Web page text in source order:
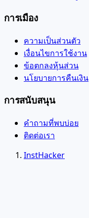
การเมือง
ความเป็นส่วนตัว
เงื่อนไขการใช้งาน
ข้อตกลงหุ้นส่วน
นโยบายการคืนเงิน
การสนับสนุน
คำถามที่พบบ่อย
ติดต่อเรา
InstHacker